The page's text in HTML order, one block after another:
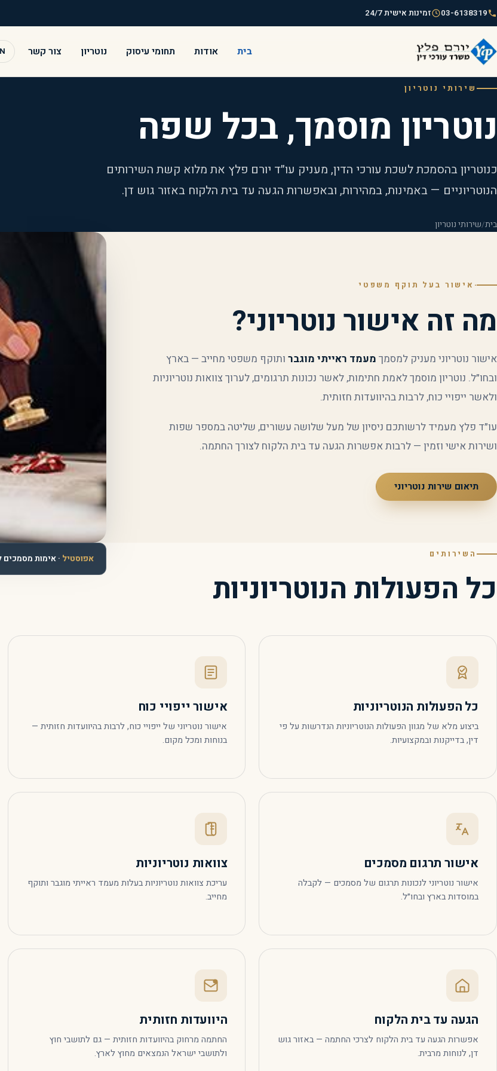
03-6138319 זמינות אישית 24/7
בית אודות תחומי עיסוק נוטריון צור קשר
שירותי נוטריון
נוטריון מוסמך, בכל שפה
כנוטריון בהסמכת לשכת עורכי הדין, מעניק עו״ד יורם פלץ את מלוא קשת השירותים
הנוטריוניים — באמינות, במהירות, ובאפשרות הגעה עד בית הלקוח באזור גוש דן.
בית/שירותי נוטריון
· אישור בעל תוקף משפטי
מה זה אישור נוטריוני?
אישור נוטריוני מעניק למסמך מעמד ראייתי מוגבר ותוקף משפטי מחייב — בארץ
ובחו״ל. נוטריון מוסמך לאמת חתימות, לאשר נכונות תרגומים, לערוך צוואות נוטריוניות
ולאשר ייפויי כוח, לרבות בהיוועדות חזותית.
עו״ד פלץ מעמיד לרשותכם ניסיון של מעל שלושה עשורים, שליטה במספר שפות
ושירות אישי וזמין — לרבות אפשרות הגעה עד בית הלקוח לצורך החתמה.
תיאום שירות נוטריוני
אפוסטיל · אימות השירותים
כל הפעולות הנוטריוניות
כל הפעולות הנוטריוניות
ביצוע מלא של מגוון הפעולות הנוטריוניות הנדרשות על פי
דין, בדייקנות ובמקצועיות.
אישור ייפויי כוח
אישור נוטריוני של ייפויי כוח, לרבות בהיוועדות חזותית —
בנוחות ומכל מקום.
אישור תרגום מסמכים
אישור נוטריוני לנכונות תרגום של מסמכים — לקבלה
במוסדות בארץ ובחו״ל.
צוואות נוטריוניות
עריכת צוואות נוטריוניות בעלות מעמד ראייתי מוגבר ותוקף
מחייב.
הגעה עד בית הלקוח
אפשרות הגעה עד בית הלקוח לצרכי החתמה — באזור גוש
דן, לנוחות מרבית.
היוועדות חזותית
החתמה מרחוק בהיוועדות חזותית — גם לתושבי חוץ
ולתושבי ישראל הנמצאים מחוץ לארץ.